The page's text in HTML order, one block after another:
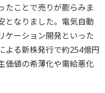
たことで売りが膨らみま
となりました。電気自動
ケーション開発といった
よる新株発行で約254億円
価値の希薄化や需給悪化